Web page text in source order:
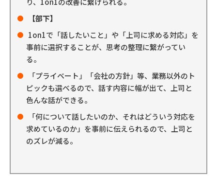
【部下】
1on1で「話したいこと」や「上司に求める対応」を
事前に選択することが、思考の整理に繋がってい
る。
「プライベート」「会社の方針」等、業務以外のト
ピックも選べるので、話す内容に幅が出て、上司と
色んな話ができる。
「何について話したいのか、それはどういう対応を
求めているのか」を事前に伝えられるので、上司と
のズレが減る。